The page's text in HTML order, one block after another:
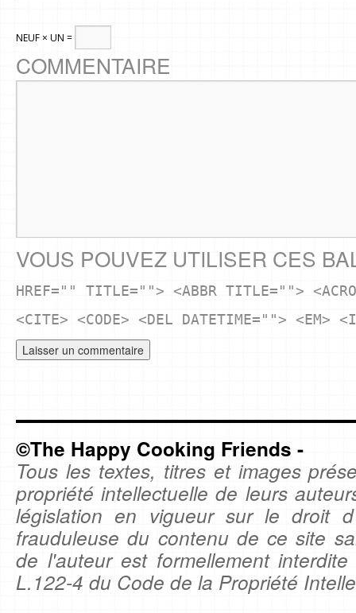
NEUF × UN =
COMMENTAIRE
VOUS POUVEZ UTILISER CES
HREF="" TITLE=""> <ABBR TITLE="">
<CITE> <CODE> <DEL DATETIME=""> <EM>
©The Happy Cooking Friends -
Tous les textes, titres et images
propriété intellectuelle de leurs
législation en vigueur sur le droit
frauduleuse du contenu de ce site
de l'auteur est formellement
L.122-4 du Code de la Propriété